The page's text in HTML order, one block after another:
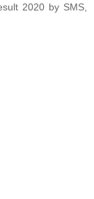
2020 by SMS,